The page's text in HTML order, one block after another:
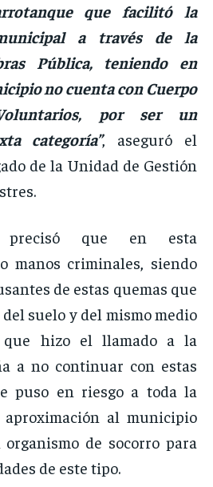
que facilitó la
a través de la
Pública, teniendo en
no cuenta con Cuerpo
por ser un
categoría”, aseguró el
de la Unidad de Gestión
precisó que en esta
manos criminales, siendo
de estas quemas que
suelo y del mismo medio
que hizo el llamado a la
a no continuar con estas
puso en riesgo a toda la
al municipio
de socorro para
de este tipo.